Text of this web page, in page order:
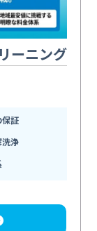
ーニング
証
浄